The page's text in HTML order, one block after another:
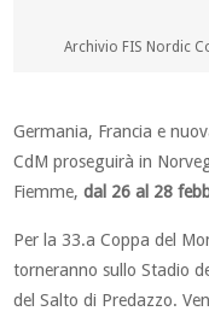
Archivio FIS Nordic
Germania, Francia e
CdM proseguirà in
Fiemme,dal 26 al 28
Per la 33.a Coppa del
torneranno sullo Stadio
del Salto di Predazzo.